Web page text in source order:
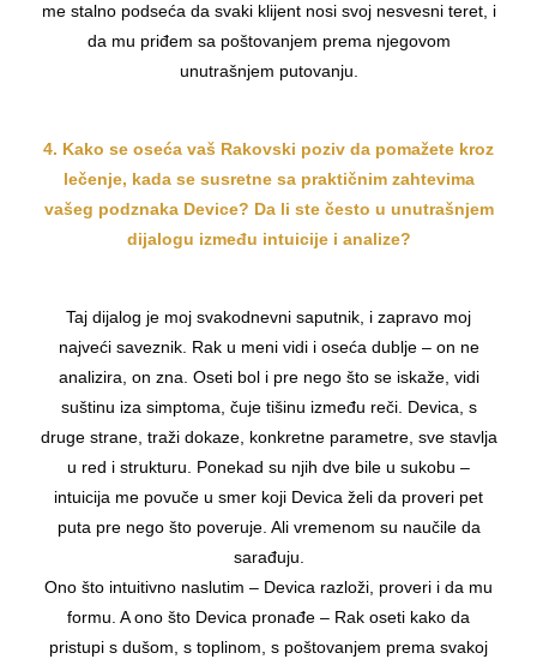
me stalno podseća da svaki klijent nosi svoj nesvesni teret, i
da mu priđem sa poštovanjem prema njegovom
unutrašnjem putovanju.
4. Kako se oseća vaš Rakovski poziv da pomažete kroz
lečenje, kada se susretne sa praktičnim zahtevima
vašeg podznaka Device? Da li ste često u unutrašnjem
dijalogu između intuicije i analize?
Taj dijalog je moj svakodnevni saputnik, i zapravo moj
najveći saveznik. Rak u meni vidi i oseća dublje – on ne
analizira, on zna. Oseti bol i pre nego što se iskaže, vidi
suštinu iza simptoma, čuje tišinu između reči. Devica, s
druge strane, traži dokaze, konkretne parametre, sve stavlja
u red i strukturu. Ponekad su njih dve bile u sukobu –
intuicija me povuče u smer koji Devica želi da proveri pet
puta pre nego što poveruje. Ali vremenom su naučile da
sarađuju.
Ono što intuitivno naslutim – Devica razloži, proveri i da mu
formu. A ono što Devica pronađe – Rak oseti kako da
pristupi s dušom, s toplinom, s poštovanjem prema svakoj